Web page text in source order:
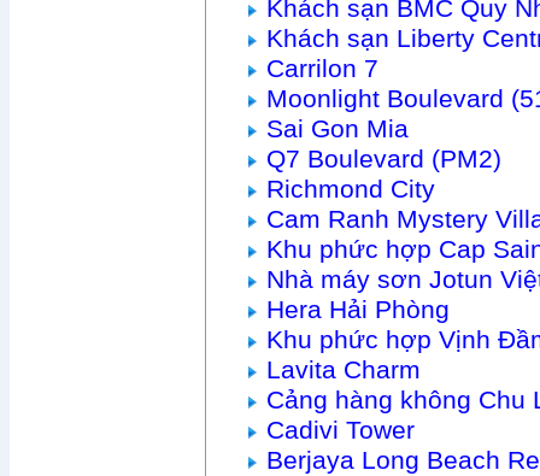
Khách sạn BMC Quy
Khách sạn Liberty
Carrilon 7
Moonlight Boulevard
Sai Gon Mia
Q7 Boulevard (PM2)
Richmond City
Cam Ranh Mystery
Khu phức hợp Cap
Nhà máy sơn Jotun
Hera Hải Phòng
Khu phức hợp Vịnh
Lavita Charm
Cảng hàng không Chu
Cadivi Tower
Berjaya Long Beach